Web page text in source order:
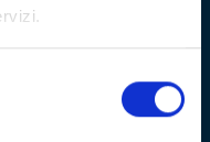
ETS